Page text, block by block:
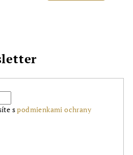
spodmienkami ochrany